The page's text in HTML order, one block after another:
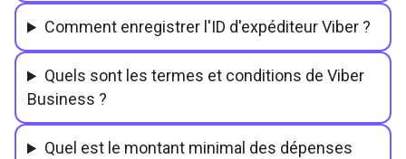
Comment enregistrer l'ID d'expéditeur Viber ?
Quels sont les termes et conditions de Viber
Business ?
Quel est le montant minimal des dépenses